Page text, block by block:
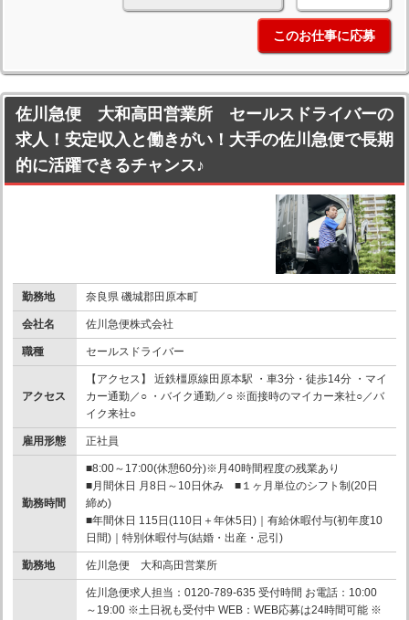
このお仕事に応募
佐川急便 大和高田営業所 セールスドライバーの
求人！安定収入と働きがい！大手の佐川急便で長期
的に活躍できるチャンス♪
勤務地 奈良県 磯城郡田原本町
会社名 佐川急便株式会社
職種 セールスドライバー
アクセス
【アクセス】 近鉄橿原線田原本駅 ・車3分・徒歩14分 ・マイ
カー通勤／○ ・バイク通勤／○ ※面接時のマイカー来社○／バ
イク来社○
雇用形態 正社員
勤務時間
■8:00～17:00(休憩60分)※月40時間程度の残業あり
■月間休日 月8日～10日休み ■１ヶ月単位のシフト制(20日
締め)
■年間休日 115日(110日＋年休5日)｜有給休暇付与(初年度10
日間)｜特別休暇付与(結婚・出産・忌引)
勤務地 佐川急便 大和高田営業所
佐川急便求人担当：0120-789-635 受付時間 お電話：10:00
～19:00 ※土日祝も受付中 WEB：WEB応募は24時間可能 ※